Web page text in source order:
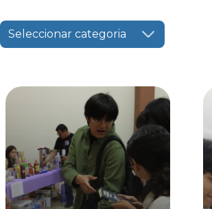
Seleccionar categoria